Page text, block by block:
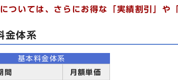
ついては、さらにお得な「実績割引」や
金体系
基本料金体系
間
月額単価